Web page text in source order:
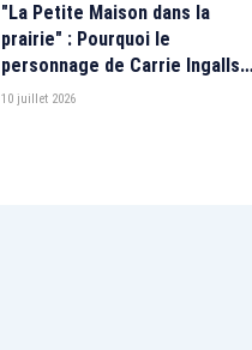
"La Petite Maison dans la
prairie" : Pourquoi le
personnage de Carrie Ingalls
est absente de la nouvelle
10 juillet 2026